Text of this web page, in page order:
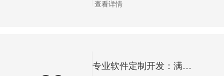
查看详情
专业软件定制开发：满足特定需求高效解决方案